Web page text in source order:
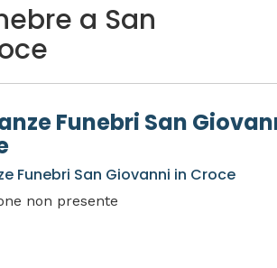
a San
Funebri San
Funebri San Giovanni in Croce
non presente